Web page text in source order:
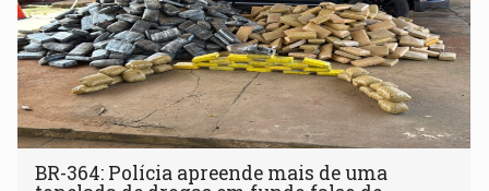
BR-364: Polícia apreende mais de uma